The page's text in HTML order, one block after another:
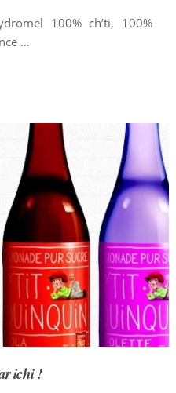
100% ch’ti, 100%
…
ichi !